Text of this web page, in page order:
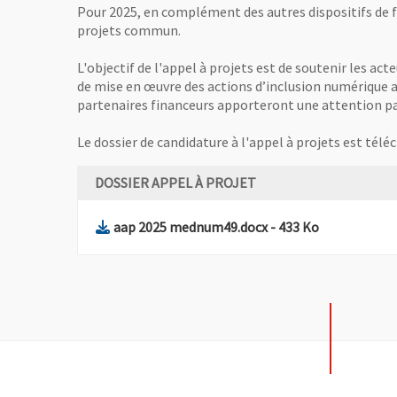
Pour 2025, en complément des autres dispositifs
projets commun.
L'objectif de l'appel à projets est de soutenir les
de mise en œuvre des actions d’inclusion
partenaires financeurs apporteront une attention
Le dossier de candidature à l'appel à projets est
DOSSIER APPEL À PROJET
aap 2025 mednum49.docx, Fichier au format
- 433 Ko, Ouvre une